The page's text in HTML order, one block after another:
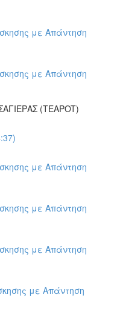
με Απάντηση
με Απάντηση
(TEAPOT)
με Απάντηση
με Απάντηση
με Απάντηση
με Απάντηση